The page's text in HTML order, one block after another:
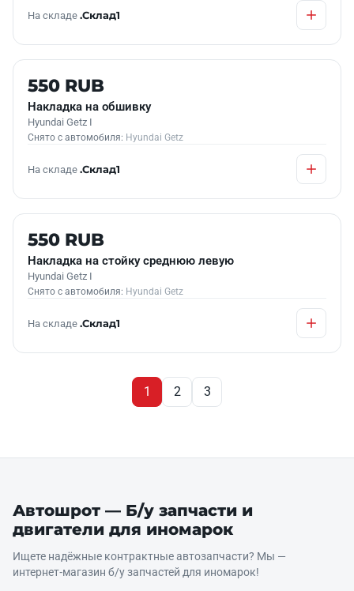
На складе .Склад1
Б/У В НАЛИЧИИ
550 RUB
Накладка на обшивку
Hyundai Getz I
Снято с автомобиля: Hyundai Getz
На складе .Склад1
Б/У В НАЛИЧИИ
550 RUB
Накладка на стойку среднюю левую
Hyundai Getz I
Снято с автомобиля: Hyundai Getz
На складе .Склад1
1 2 3
Автошрот — Б/у запчасти и
двигатели для иномарок
Ищете надёжные контрактные автозапчасти? Мы —
интернет‑магазин б/у запчастей для иномарок!